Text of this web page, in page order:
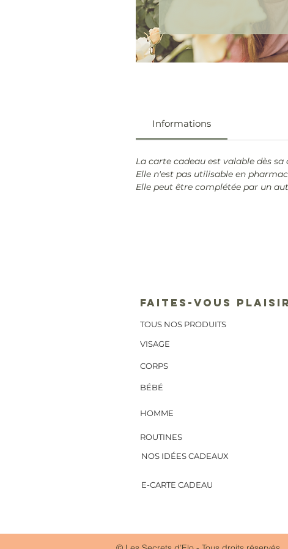
Informations
La carte cadeau est valable dès
Elle n'est pas utilisable en
Elle peut être complétée par un
FAITES-VOUS PLAISIR
TOUS NOS PRODUITS
VISAGE
CORPS
BÉBÉ
HOMME
ROUTINES
NOS IDÉES CADEAUX
E-CARTE CADEAU